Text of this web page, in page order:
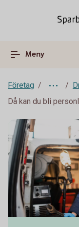
Meny
Företag
Då kan du bli